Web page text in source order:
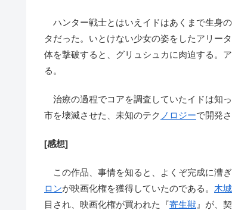
ハンター戦士とはいえイドはあくまで生身
タだった。いとけない少女の姿をしたアリー
体を撃破すると、グリュシュカに肉迫する。
る。
治療の過程でコアを調査していたイドは知
市を壊滅させた、未知のテク ノロジーで開発
[感想]
この作品、事情を知ると、よくぞ完成に漕
ロンが映画化権を獲得していたのである。 木
目され、映画化権が買われた『寄生獣 』が、